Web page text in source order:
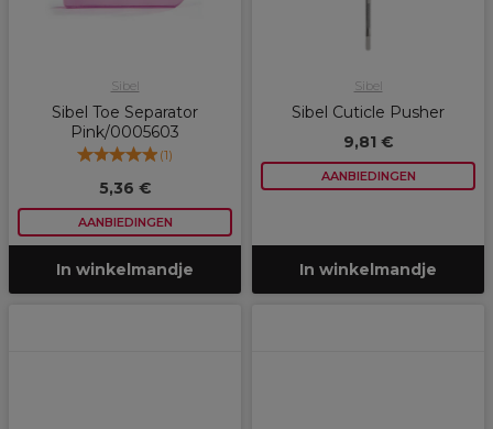
Sibel
Sibel Toe Separator
Pink/0005603
(1)
5,36 €
AANBIEDINGEN
In winkelmandje
Sibel
Sibel Cuticle Pusher
9,81 €
AANBIEDINGEN
In winkelmandje